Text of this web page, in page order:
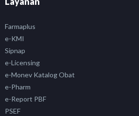
Farmaplus
e-KMI
Sipnap
e-Licensing
e-Monev Katalog Obat
e-Pharm
e-Report PBF
PSEF